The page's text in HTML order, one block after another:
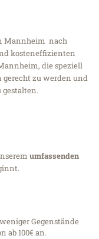
Mannheim nach
kosteneffizienten
die speziell
gerecht zu werden und
gestalten.
umfassenden
Gegenstände
ab 100€ an.